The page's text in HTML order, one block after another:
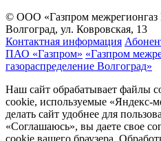
© ООО «Газпром межрегионгаз
Волгоград, ул. Ковровская, 13
Контактная информация
ПАО «Газпром» «Газпром
газораспределение Волгоград»
Наш сайт обрабатывает файлы
cookie, используемые «Яндекс-
делать сайт удобнее для
«Соглашаюсь», вы даете свое
cookie вашего браузера.